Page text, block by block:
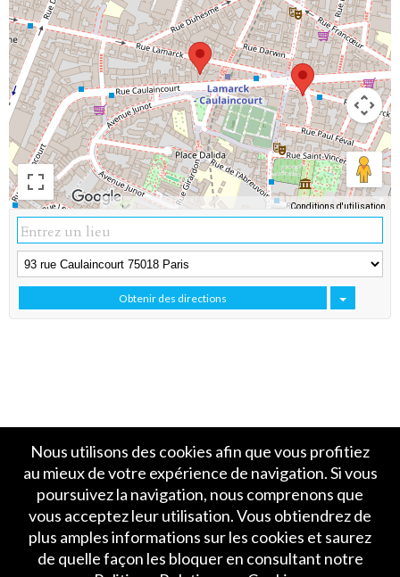
Données cartographiques
Conditions d'utilisation
Obtenir des directions
Accueil
Politique de Confidentialité
Crédits et mentions légales
Contact
Nous utilisons des cookies afin que vous profitiez
au mieux de votre expérience de navigation. Si vous
poursuivez la navigation, nous comprenons que
vous acceptez leur utilisation. Vous obtiendrez de
plus amples informations sur les cookies et saurez
de quelle façon les bloquer en consultant notre